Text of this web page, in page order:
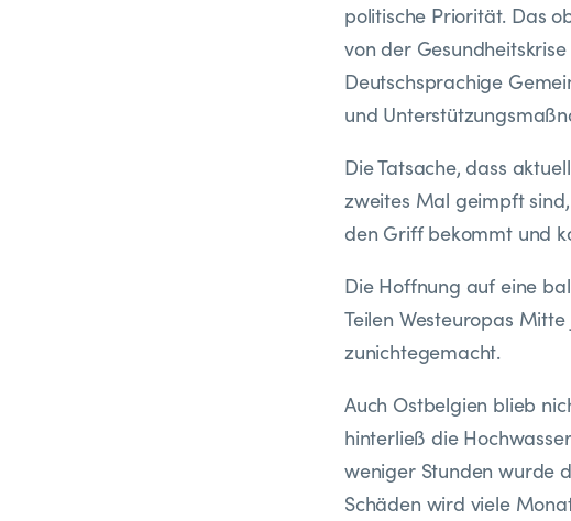
politische Priorität. Das
von der
Deutschsprachige
und
Die Tatsache, dass
zweites Mal geimpft
den Griff bekommt und
Die Hoffnung auf eine
Teilen Westeuropas
zunichtegemacht.
Auch Ostbelgien blieb
hinterließ die
weniger Stunden wurde
Schäden wird viele